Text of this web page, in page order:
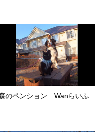
のペンション Wanらいふ